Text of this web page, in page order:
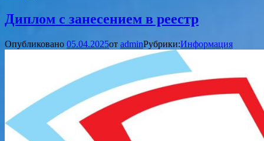
Диплом с занесением в реестр
Опубликовано 05.04.2025от adminРубрики:Информация